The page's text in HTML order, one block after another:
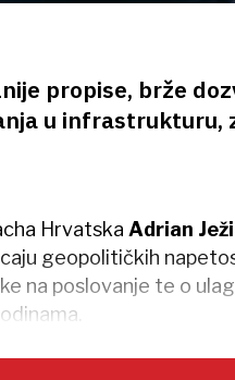
propise, brže
u infrastrukturu,
Hrvatska Adrian
geopolitičkih
na poslovanje te o